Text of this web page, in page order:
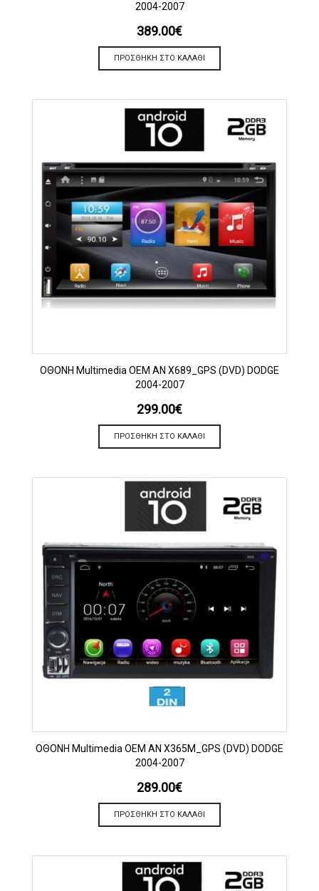
2004-2007
389.00€
ΠΡΟΣΘΉΚΗ ΣΤΟ ΚΑΛΆΘΙ
OΘΟΝΗ Multimedia OEM AN X689_GPS (DVD) DODGE
2004-2007
299.00€
ΠΡΟΣΘΉΚΗ ΣΤΟ ΚΑΛΆΘΙ
OΘΟΝΗ Multimedia OEM AN X365M_GPS (DVD) DODGE
2004-2007
289.00€
ΠΡΟΣΘΉΚΗ ΣΤΟ ΚΑΛΆΘΙ